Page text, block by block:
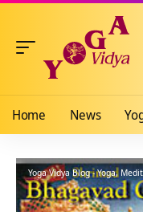
Home News
Yoga Vidya Blog - Yoga,